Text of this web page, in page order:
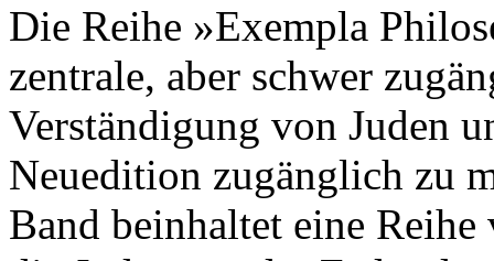
Die Reihe »Exempla
zentrale, aber schwer
Verständigung von Juden
Neuedition zugänglich zu
Band beinhaltet eine